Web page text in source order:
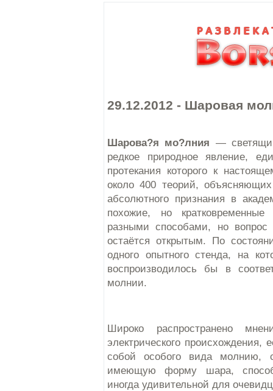
29.12.2012 - Шаровая
Шарова?я мо?лния —
редкое природное явление,
протекания которого к
около 400 теорий,
абсолютного признания в
похожие, но
разными способами, но
остаётся открытым. По
одного опытного стенда, на
воспроизводилось бы в
молнии.
Широко распространено
электрического происхождения,
собой особого вида молнию,
имеющую форму шара,
иногда удивительной для